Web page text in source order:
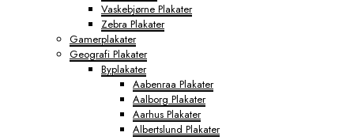
Vaskebjørne Plakater
Zebra Plakater
Gamerplakater
Geografi Plakater
Byplakater
Aabenraa Plakater
Aalborg Plakater
Aarhus Plakater
Albertslund Plakater